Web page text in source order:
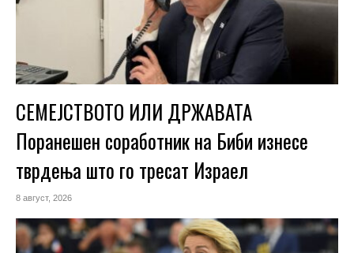
СЕМЕЈСТВОТО ИЛИ ДРЖАВАТА
Поранешен соработник на Биби изнесе
тврдења што го тресат Израел
8 август, 2026